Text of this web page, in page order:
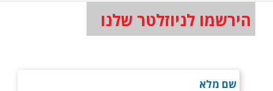
הירשמו לניוזלטר שלנו